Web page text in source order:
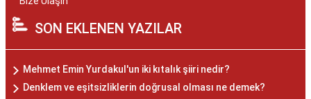
SON EKLENEN YAZILAR
Mehmet Emin Yurdakul'un iki kıtalık şiiri nedir?
Denklem ve eşitsizliklerin doğrusal olması ne demek?